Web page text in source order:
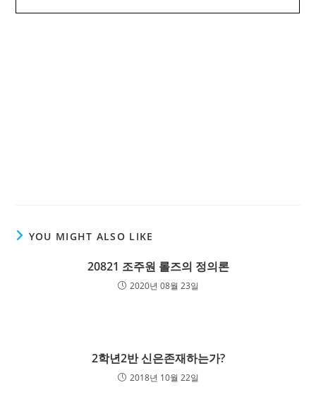
YOU MIGHT ALSO LIKE
20821 조주원 롤즈의 정의론
2020년 08월 23일
2학년2반 신은존재하는가?
2018년 10월 22일